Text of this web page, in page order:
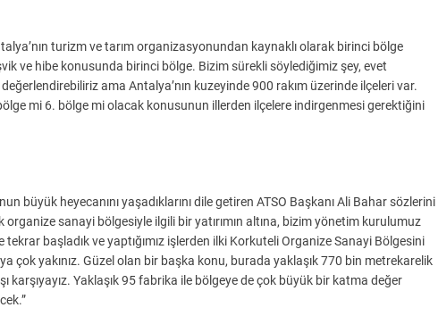
turizm ve tarım organizasyonundan kaynaklı olarak birinci bölge
ve hibe konusunda birinci bölge. Bizim sürekli söylediğimiz şey, evet
ama Antalya’nın kuzeyinde 900 rakım üzerinde ilçeleri var.
mi 6. bölge mi olacak konusunun illerden ilçelere indirgenmesi gerektiğini
büyük heyecanını yaşadıklarını dile getiren ATSO Başkanı Ali Bahar sözlerini
sanayi bölgesiyle ilgili bir yatırımın altına, bizim yönetim kurulumuz
başladık ve yaptığımız işlerden ilki Korkuteli Organize Sanayi Bölgesini
çok yakınız. Güzel olan bir başka konu, burada yaklaşık 770 bin metrekarelik
karşıyayız. Yaklaşık 95 fabrika ile bölgeye de çok büyük bir katma değer